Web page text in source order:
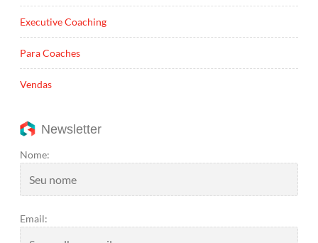
Executive Coaching
Para Coaches
Vendas
Newsletter
Nome:
Email: